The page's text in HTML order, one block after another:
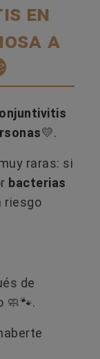
en
a
💛.
raras: si
bacterias
riesgo
de
🧼🐾.